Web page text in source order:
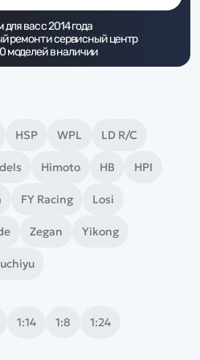
для вас с2014года
ремонт и сервисный центр
моделей в наличии
HSP WPL LD R/C
Himoto HB HPI
FY Racing Losi
Zegan Yikong
1:14 1:8 1:24
связаться с вами